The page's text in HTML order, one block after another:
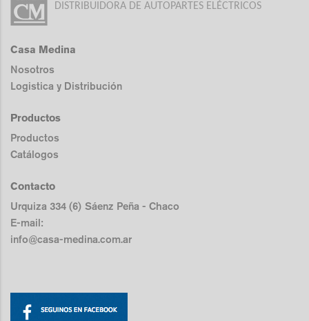
DISTRIBUIDORA DE AUTOPARTES ELÉCTRICOS
Casa Medina
Nosotros
Logistica y Distribución
Productos
Productos
Catálogos
Contacto
Urquiza 334 (6) Sáenz Peña - Chaco
E-mail:
info@casa-medina.com.ar